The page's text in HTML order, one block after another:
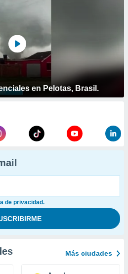
en Pelotas, Brasil.
de privacidad.
Más ciudades